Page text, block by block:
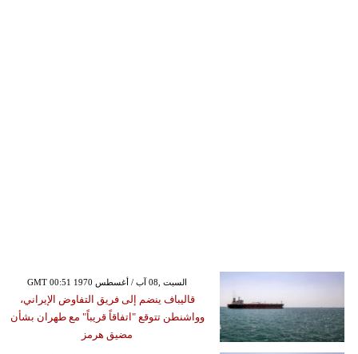
GMT 00:51 1970 السبت ,08 آب / أغسطس
قاليباف ينضم إلى فريق التفاوض الإيراني،
وواشنطن تتوقع "اتفاقاً قريباً" مع طهران بشأن
مضيق هرمز